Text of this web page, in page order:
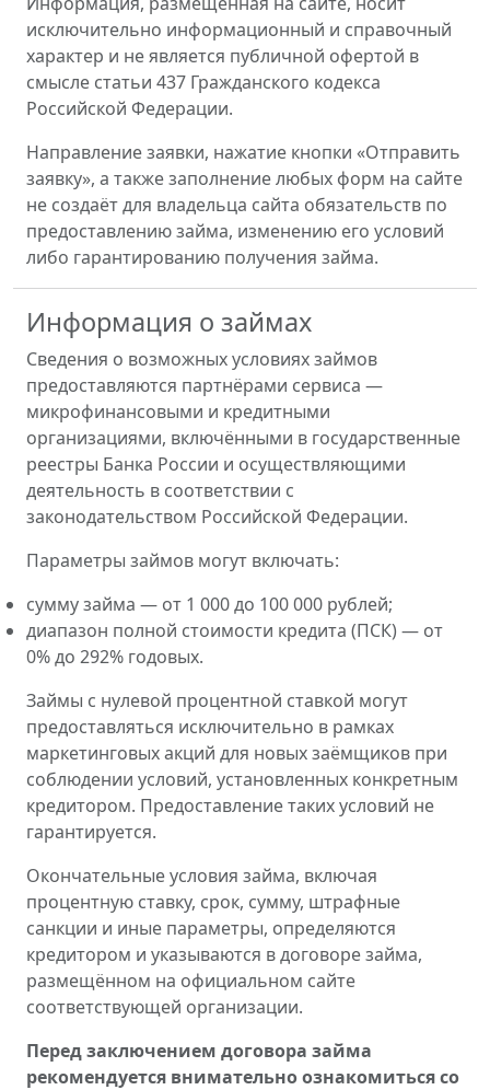
исключительно информационный и справочный
характер и не является публичной офертой в
смысле статьи 437 Гражданского кодекса
Российской Федерации.
Направление заявки, нажатие кнопки «Отправить
заявку», а также заполнение любых форм на сайте
не создаёт для владельца сайта обязательств по
предоставлению займа, изменению его условий
либо гарантированию получения займа.
Информация о займах
Сведения о возможных условиях займов
предоставляются партнёрами сервиса —
микрофинансовыми и кредитными
организациями, включёнными в государственные
реестры Банка России и осуществляющими
деятельность в соответствии с
законодательством Российской Федерации.
Параметры займов могут включать:
сумму займа — от 1 000 до 100 000 рублей;
диапазон полной стоимости кредита (ПСК) — от
0% до 292% годовых.
Займы с нулевой процентной ставкой могут
предоставляться исключительно в рамках
маркетинговых акций для новых заёмщиков при
соблюдении условий, установленных конкретным
кредитором. Предоставление таких условий не
гарантируется.
Окончательные условия займа, включая
процентную ставку, срок, сумму, штрафные
санкции и иные параметры, определяются
кредитором и указываются в договоре займа,
размещённом на официальном сайте
соответствующей организации.
Перед заключением договора займа
рекомендуется внимательно ознакомиться со